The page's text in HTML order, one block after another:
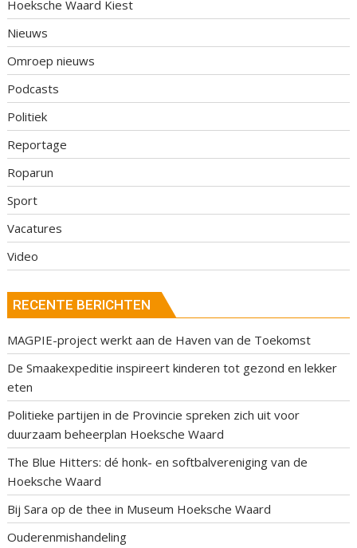
Hoeksche Waard Kiest
Nieuws
Omroep nieuws
Podcasts
Politiek
Reportage
Roparun
Sport
Vacatures
Video
RECENTE BERICHTEN
MAGPIE-project werkt aan de Haven van de Toekomst
De Smaakexpeditie inspireert kinderen tot gezond en lekker
eten
Politieke partijen in de Provincie spreken zich uit voor
duurzaam beheerplan Hoeksche Waard
The Blue Hitters: dé honk- en softbalvereniging van de
Hoeksche Waard
Bij Sara op de thee in Museum Hoeksche Waard
Ouderenmishandeling